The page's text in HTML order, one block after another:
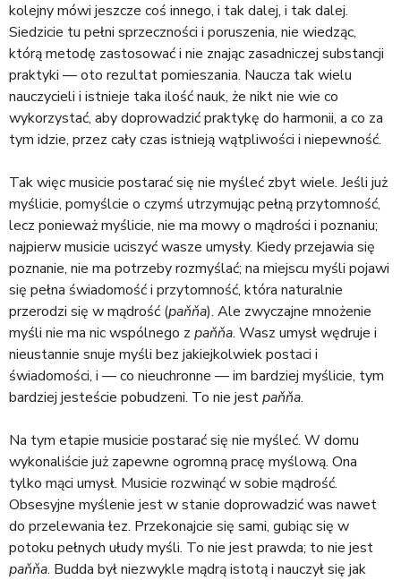
kolejny mówi jeszcze coś innego, i tak dalej, i tak dalej.
Siedzicie tu pełni sprzeczności i poruszenia, nie wiedząc,
którą metodę zastosować i nie znając zasadniczej substancji
praktyki — oto rezultat pomieszania. Naucza tak wielu
nauczycieli i istnieje taka ilość nauk, że nikt nie wie co
wykorzystać, aby doprowadzić praktykę do harmonii, a co za
tym idzie, przez cały czas istnieją wątpliwości i niepewność.
Tak więc musicie postarać się nie myśleć zbyt wiele. Jeśli już
myślicie, pomyślcie o czymś utrzymując pełną przytomność,
lecz ponieważ myślicie, nie ma mowy o mądrości i poznaniu;
najpierw musicie uciszyć wasze umysły. Kiedy przejawia się
poznanie, nie ma potrzeby rozmyślać; na miejscu myśli pojawi
się pełna świadomość i przytomność, która naturalnie
przerodzi się w mądrość (paňňa). Ale zwyczajne mnożenie
myśli nie ma nic wspólnego z paňňa. Wasz umysł wędruje i
nieustannie snuje myśli bez jakiejkolwiek postaci i
świadomości, i — co nieuchronne — im bardziej myślicie, tym
bardziej jesteście pobudzeni. To nie jestpaňňa.
Na tym etapie musicie postarać się nie myśleć. W domu
wykonaliście już zapewne ogromną pracę myślową. Ona
tylko mąci umysł. Musicie rozwinąć w sobie mądrość.
Obsesyjne myślenie jest w stanie doprowadzić was nawet
do przelewania łez. Przekonajcie się sami, gubiąc się w
potoku pełnych ułudy myśli. To nie jest prawda; to nie jest
paňňa. Budda był niezwykle mądrą istotą i nauczył się jak